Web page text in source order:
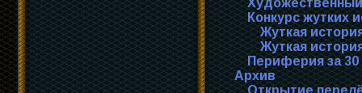
Художественный
Конкурс жутких
Жуткая
Жуткая
Периферия за 30
Архив
Открытие